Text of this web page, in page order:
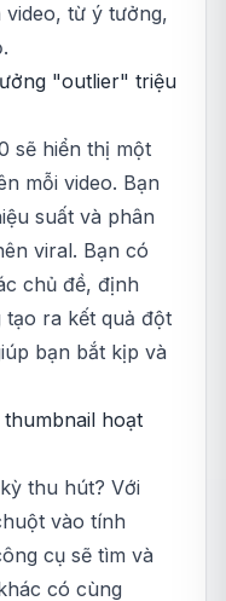
video, từ ý tưởng,
"outlier" triệu
sẽ hiển thị một
mỗi video. Bạn
suất và phân
viral. Bạn có
chủ đề, định
tạo ra kết quả đột
bạn bắt kịp và
hoạt
thu hút? Với
vào tính
cụ sẽ tìm và
có cùng